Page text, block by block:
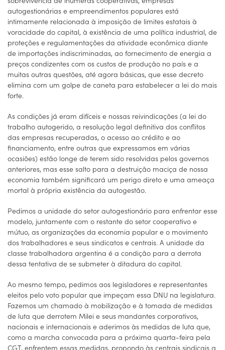
autogestionárias e empreendimentos populares está
intimamente relacionada à imposição de limites estatais à
voracidade do capital, à existência de uma política industrial, de
proteções e regulamentações da atividade econômica diante
de importações indiscriminadas, ao fornecimento de energia a
preços condizentes com os custos de produção no país e a
muitas outras questões, até agora básicas, que esse decreto
elimina com um golpe de caneta para estabelecer a lei do mais
forte.
As condições já eram difíceis e nossas reivindicações (a lei do
trabalho autogerido, a resolução legal definitiva dos conflitos
das empresas recuperadas, o acesso ao crédito e ao
financiamento, entre outras que expressamos em várias
ocasiões) estão longe de terem sido resolvidas pelos governos
anteriores, mas esse salto para a destruição maciça de nossa
economia também significará um perigo direto e uma ameaça
mortal à própria existência da autogestão.
Pedimos a unidade do setor autogestionário para enfrentar esse
modelo, juntamente com o restante do setor cooperativo e
mútuo, as organizações da economia popular e o movimento
dos trabalhadores e seus sindicatos e centrais. A unidade da
classe trabalhadora argentina é a condição para a derrota
dessa tentativa de se submeter à ditadura do capital.
Ao mesmo tempo, pedimos aos legisladores e representantes
eleitos pelo voto popular que impeçam essa DNU na legislatura.
Fazemos um chamado à mobilização e à tomada de medidas
de luta que derrotem Milei e seus mandantes corporativos,
nacionais e internacionais e aderimos às medidas de luta que,
como a marcha convocada para a próxima quarta-feira pela
CGT, enfrentem essas medidas, propondo às centrais sindicais a